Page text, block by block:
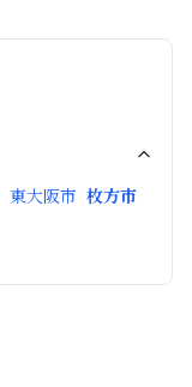
東大阪市 枚方市